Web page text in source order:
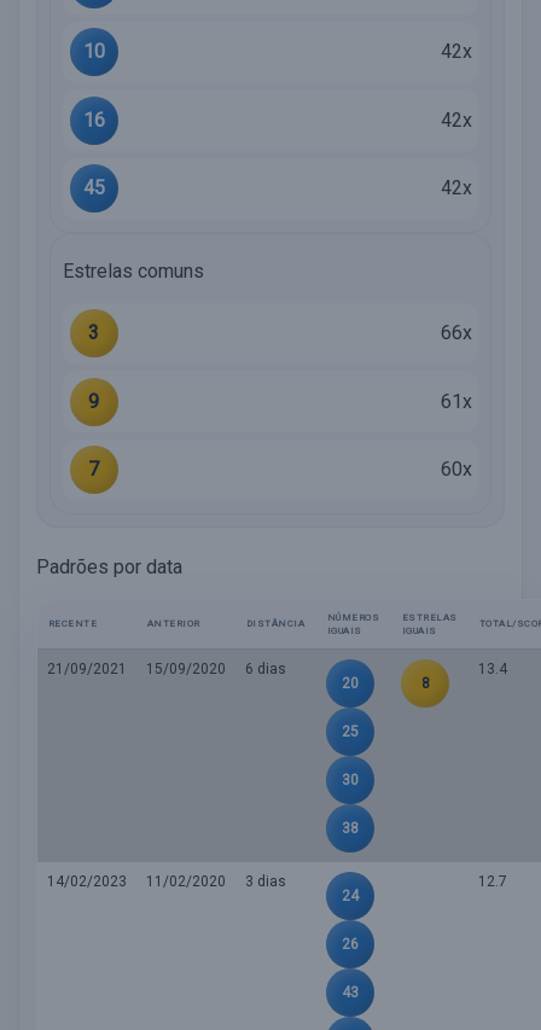
10 42x
16 42x
45 42x
Estrelas comuns
3 66x
9 61x
7 60x
Padrões por data
RECENTE ANTERIOR DISTÂNCIA
NÚMEROS
IGUAIS
ESTRELAS
IGUAIS
TOTAL/
21/09/2021 15/09/2020
6 dias
20
25
30
38
8
13.4
14/02/2023 11/02/2020
3 dias
24
26
43
12.7